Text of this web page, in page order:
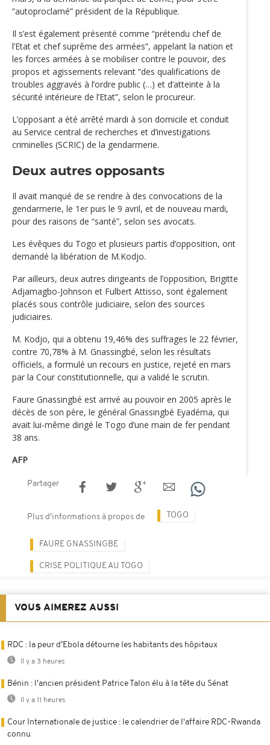
“autoproclamé” président de la République.
Il s’est également présenté comme “prétendu chef de
l’Etat et chef suprême des armées”, appelant la nation et
les forces armées à se mobiliser contre le pouvoir, des
propos et agissements relevant “des qualifications de
troubles aggravés à l’ordre public (…) et d’atteinte à la
sécurité intérieure de l’Etat”, selon le procureur.
L’opposant a été arrêté mardi à son domicile et conduit
au Service central de recherches et d’investigations
criminelles (SCRIC) de la gendarmerie.
Deux autres opposants
Il avait manqué de se rendre à des convocations de la
gendarmerie, le 1er puis le 9 avril, et de nouveau mardi,
pour des raisons de “santé”, selon ses avocats.
Les évêques du Togo et plusieurs partis d’opposition, ont
demandé la libération de M.Kodjo.
Par ailleurs, deux autres dirigeants de l’opposition, Brigitte
Adjamagbo-Johnson et Fulbert Attisso, sont également
placés sous contrôle judiciaire, selon des sources
judiciaires.
M. Kodjo, qui a obtenu 19,46% des suffrages le 22 février,
contre 70,78% à M. Gnassingbé, selon les résultats
officiels, a formulé un recours en justice, rejeté en mars
par la Cour constitutionnelle, qui a validé le scrutin.
Faure Gnassingbé est arrivé au pouvoir en 2005 après le
décès de son père, le général Gnassingbé Eyadéma, qui
avait lui-même dirigé le Togo d’une main de fer pendant
38 ans.
AFP
Partager
Plus d'informations à propos de TOGO
FAURE GNASSINGBE
CRISE POLITIQUE AU TOGO
VOUS AIMEREZ AUSSI
RDC : la peur d’Ebola détourne les habitants des hôpitaux
Il y a 3 heures
Bénin : l'ancien président Patrice Talon élu à la tête du Sénat
Il y a 11 heures
Cour Internationale de justice : le calendrier de l'affaire RDC-Rwanda
connu